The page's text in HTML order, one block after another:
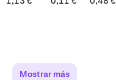
Mostrar más